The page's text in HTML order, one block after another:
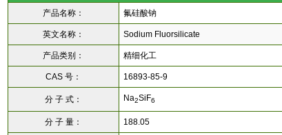
产品名称： 氟硅酸钠
英文名称： Sodium Fluorsilicate
产品类别： 精细化工
CAS 号： 16893-85-9
分 子 式： Na2SiF6
分 子 量： 188.05